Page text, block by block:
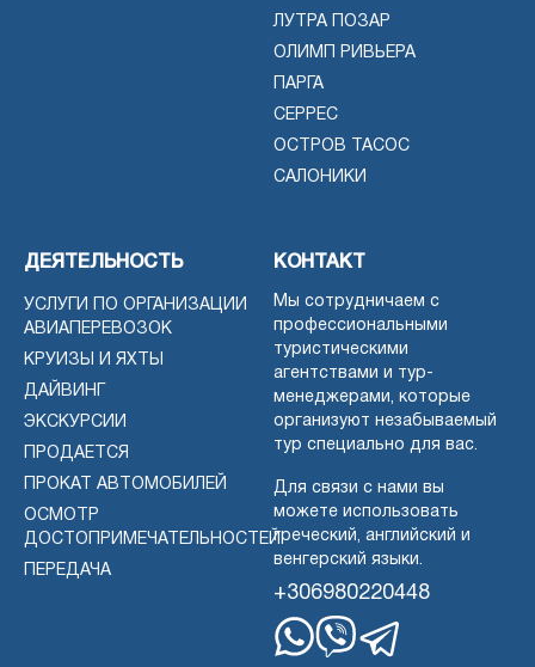
ЛУТРА ПОЗАР
ОЛИМП РИВЬЕРА
ПАРГА
СЕРРЕС
ОСТРОВ ТАСОС
САЛОНИКИ
ДЕЯТЕЛЬНОСТЬ
УСЛУГИ ПО ОРГАНИЗАЦИИ
АВИАПЕРЕВОЗОК
КРУИЗЫ И ЯХТЫ
ДАЙВИНГ
ЭКСКУРСИИ
ПРОДАЕТСЯ
ПРОКАТ АВТОМОБИЛЕЙ
ОСМОТР
ДОСТОПРИМЕЧАТЕЛЬНОСТЕЙ
ПЕРЕДАЧА
КОНТАКТ
Мы сотрудничаем с
профессиональными
туристическими
агентствами и тур-
менеджерами, которые
организуют незабываемый
тур специально для вас.
Для связи с нами вы
можете использовать
греческий, английский и
венгерский языки.
+306980220448